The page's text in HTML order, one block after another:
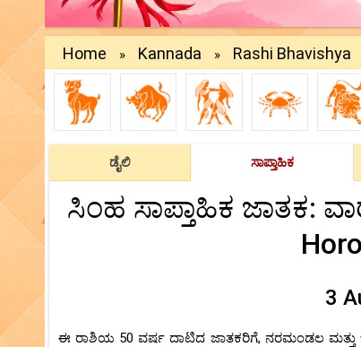
Home » Kannada » Rashi Bhavishya
ಡೈಲಿ ಸಾಪ್ತಾಹಿಕ
ಸಿಂಹ ಸಾಪ್ತಾಹಿಕ ಜಾತಕ:
3
ಈ ರಾಶಿಯ 50 ವರ್ಷ ದಾಟಿದ ಜಾತಕರಿಗೆ, ನರಮಂಡಲ